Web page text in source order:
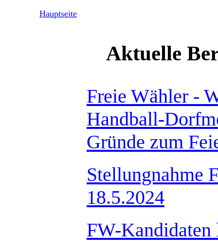
Hauptseite
Aktuelle
Freie Wähler -
Handball-
Gründe zum
Stellungnahme
18.5.2024
FW-Kandidaten